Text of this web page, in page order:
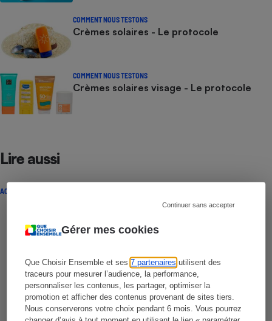
Gérer mes cookies
Que Choisir Ensemble et ses7 partenaires utilisent des
traceurs pour mesurer l’audience, la performance,
personnaliser les contenus, les partager, optimiser la
promotion et afficher des contenus provenant de sites tiers.
Nous conserverons votre choix pendant 6 mois. Vous pourrez
Continuer sans accepter
COMMENT NOUS TESTONS
Crèmes solaires - Le protocole
COMMENT NOUS TESTONS
Crèmes solaires visage - Le protocole
Lire aussi
ACTUALITÉ